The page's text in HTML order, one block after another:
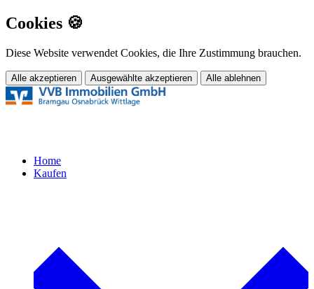
Cookies 🍪
Diese Website verwendet Cookies, die Ihre Zustimmung brauchen.
Alle akzeptieren Ausgewählte akzeptieren Alle ablehnen
Home
Kaufen